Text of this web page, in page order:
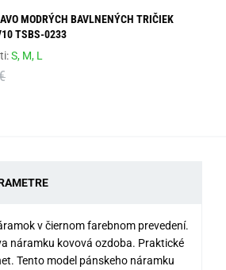
MODRÝCH BAVLNENÝCH TRIČIEK
TSBS-0233
S, M, L
v čiernom farebnom prevedení.
náramku kovová ozdoba. Praktické
Tento model pánskeho náramku